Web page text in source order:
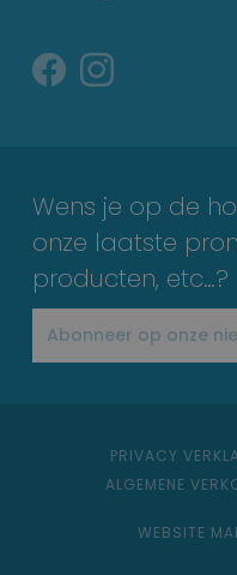
Wens je op de
onze laatste
producten, etc…?
PRIVACY
ALGEMENE
WEBSITE